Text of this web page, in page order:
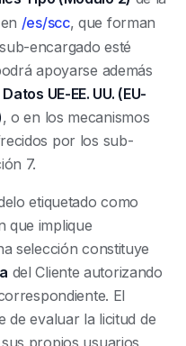
/es/scc, que forman
encargado esté
apoyarse además
UE-EE. UU. (EU-
, o en los mecanismos
por los sub-
7.
etiquetado como
que implique
selección constituye
del Cliente autorizando
El
de evaluar la licitud de
propios usuarios